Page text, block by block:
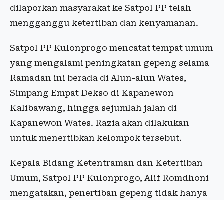
dilaporkan masyarakat ke Satpol PP telah
mengganggu ketertiban dan kenyamanan.
Satpol PP Kulonprogo mencatat tempat umum
yang mengalami peningkatan gepeng selama
Ramadan ini berada di Alun-alun Wates,
Simpang Empat Dekso di Kapanewon
Kalibawang, hingga sejumlah jalan di
Kapanewon Wates. Razia akan dilakukan
untuk menertibkan kelompok tersebut.
Kepala Bidang Ketentraman dan Ketertiban
Umum, Satpol PP Kulonprogo, Alif Romdhoni
mengatakan, penertiban gepeng tidak hanya